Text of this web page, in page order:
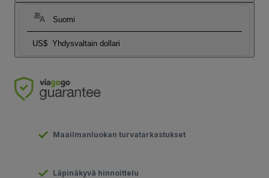
Suomi
US$ Yhdysvaltain dollari
Maailmanluokan turvatarkastukset
Läpinäkyvä hinnoittelu